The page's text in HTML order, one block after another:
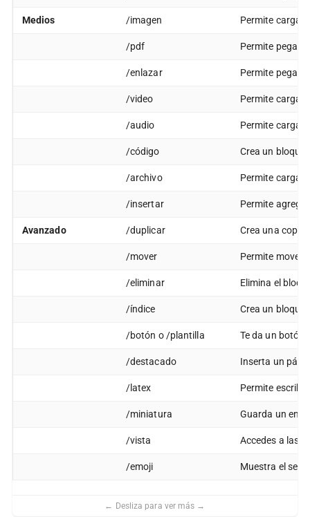
Medios /imagen Permite cargar
/pdf Permite pegar
/enlazar Permite pegar
/video Permite cargar
/audio Permite cargar
/código Crea un bloque
/archivo Permite cargar
/insertar Permite
Avanzado /duplicar Crea una copia
/mover Permite mover
/eliminar Elimina el
/índice Crea un bloque
/botón o /plantilla Te da un botón
/destacado Inserta un
/latex Permite
/miniatura Guarda un
/vista Accedes a las
/emoji Muestra el